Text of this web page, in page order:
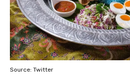
Source: Twitter